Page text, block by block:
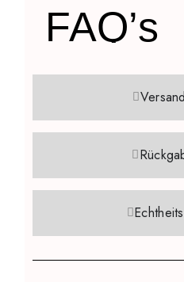
FAQ’s